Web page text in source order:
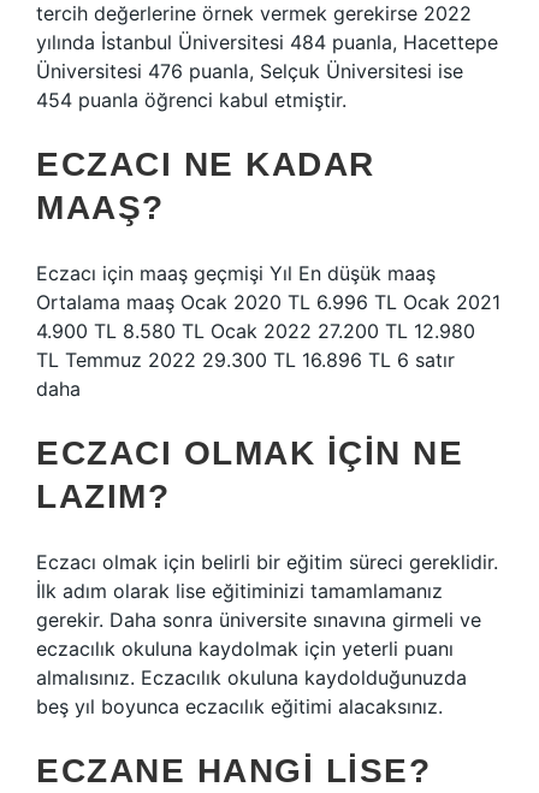
tercih değerlerine örnek vermek gerekirse 2022
yılında İstanbul Üniversitesi 484 puanla, Hacettepe
Üniversitesi 476 puanla, Selçuk Üniversitesi ise
454 puanla öğrenci kabul etmiştir.
ECZACI NE KADAR
MAAŞ?
Eczacı için maaş geçmişi Yıl En düşük maaş
Ortalama maaş Ocak 2020 TL 6.996 TL Ocak 2021
4.900 TL 8.580 TL Ocak 2022 27.200 TL 12.980
TL Temmuz 2022 29.300 TL 16.896 TL 6 satır
daha
ECZACI OLMAK IÇIN NE
LAZIM?
Eczacı olmak için belirli bir eğitim süreci gereklidir.
İlk adım olarak lise eğitiminizi tamamlamanız
gerekir. Daha sonra üniversite sınavına girmeli ve
eczacılık okuluna kaydolmak için yeterli puanı
almalısınız. Eczacılık okuluna kaydolduğunuzda
beş yıl boyunca eczacılık eğitimi alacaksınız.
ECZANE HANGI LISE?